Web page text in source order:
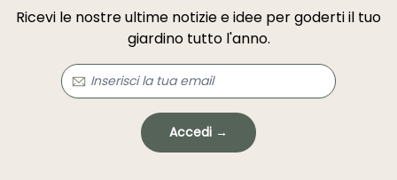
Ricevi le nostre ultime notizie e idee per goderti il tuo
giardino tutto l'anno.
Accedi →